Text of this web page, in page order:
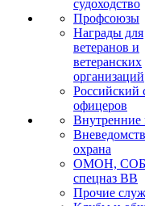
судоходство
Профсоюзы
Награды для
ветеранов и
ветеранских
организаций
Российский
офицеров
Внутренние
охрана
ОМОН,
спецназ ВВ
Прочие